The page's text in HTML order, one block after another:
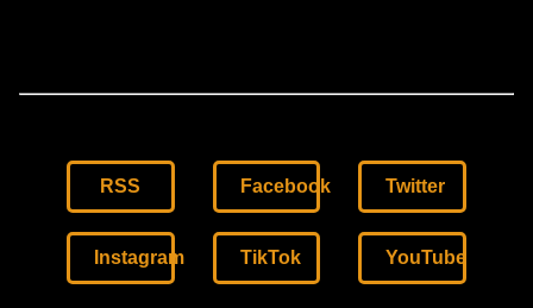
RSS Facebook Twitter
Instagram TikTok YouTube